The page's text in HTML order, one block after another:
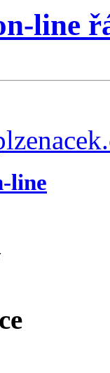
line
line